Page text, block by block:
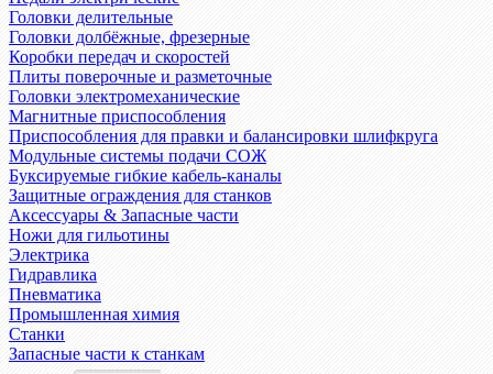
Головки делительные
Головки долбёжные, фрезерные
Коробки передач и скоростей
Плиты поверочные и разметочные
Головки электромеханические
Магнитные приспособления
Приспособления для правки и балансировки шлифкруга
Модульные системы подачи СОЖ
Буксируемые гибкие кабель-каналы
Защитные ограждения для станков
Аксессуары & Запасные части
Ножи для гильотины
Электрика
Гидравлика
Пневматика
Промышленная химия
Станки
Запасные части к станкам